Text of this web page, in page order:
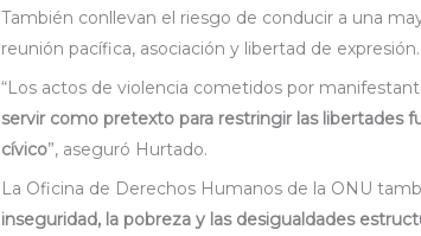
También conllevan el riesgo de conducir a una
reunión pacífica, asociación y libertad de expresión.
“Los actos de violencia cometidos por
servir como pretexto para restringir las libertades
cívico”, aseguró Hurtado.
La Oficina de Derechos Humanos de la ONU
inseguridad, la pobreza y las desigualdades